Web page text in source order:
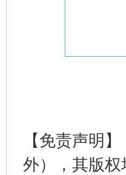
【免责声明
外），其版